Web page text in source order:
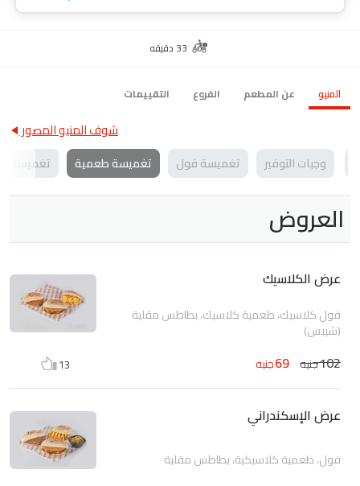
33 دقيقه
المنيو عن المطعم الفروع التقييمات
شوف المنيو المصور
وجبات التوفير تغميسة فول تغميسة طعمية تغميسة
العروض
عرض الكلاسيك
فول كلاسيك، طعمية كلاسيك، بطاطس مقلية
(شيبس)
102جنيه 69جنيه 13
عرض الإسكندراني
فول، طعمية كلاسيكية، بطاطس مقلية